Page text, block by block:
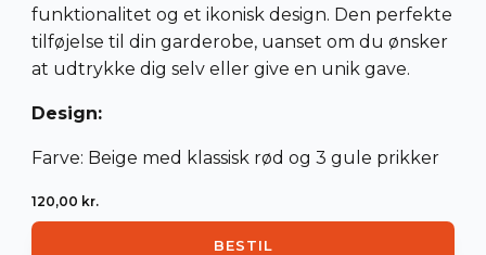
funktionalitet og et ikonisk design. Den perfekte
tilføjelse til din garderobe, uanset om du ønsker
at udtrykke dig selv eller give en unik gave.
Design:
Farve: Beige med klassisk rød og 3 gule prikker
120,00 kr.
BESTIL